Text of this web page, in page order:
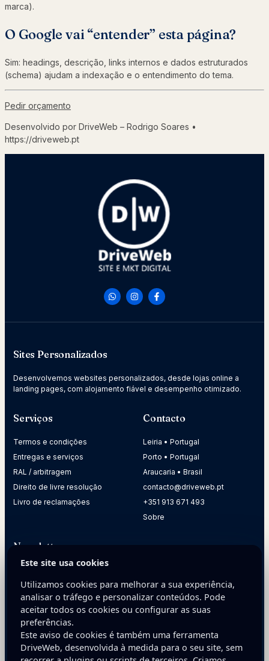
marca).
O Google vai “entender” esta página?
Sim: headings, descrição, links internos e dados estruturados
(schema) ajudam a indexação e o entendimento do tema.
Pedir orçamento
Desenvolvido por DriveWeb – Rodrigo Soares •
https://driveweb.pt
Sites Personalizados
Desenvolvemos websites personalizados, desde lojas online a
landing pages, com alojamento fiável e desempenho otimizado.
Serviços
Termos e condições
Entregas e serviços
RAL / arbitragem
Direito de livre resolução
Livro de reclamações
Contacto
Leiria • Portugal
Porto • Portugal
Araucaria • Brasil
contacto@driveweb.pt
+351 913 671 493
Sobre
Newsletter
sua empresa.
E-mail
Este site usa cookies
Utilizamos cookies para melhorar a sua experiência,
analisar o tráfego e personalizar conteúdos. Pode
aceitar todos os cookies ou configurar as suas
preferências.
Este aviso de cookies é também uma ferramenta
DriveWeb, desenvolvida à medida para o seu site, sem